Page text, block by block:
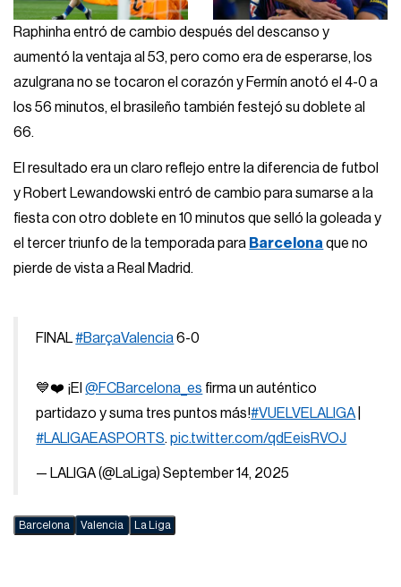
Raphinha entró de cambio después del descanso y
aumentó la ventaja al 53, pero como era de esperarse, los
azulgrana no se tocaron el corazón y Fermín anotó el 4-0 a
los 56 minutos, el brasileño también festejó su doblete al
66.
El resultado era un claro reflejo entre la diferencia de futbol
y Robert Lewandowski entró de cambio para sumarse a la
fiesta con otro doblete en 10 minutos que selló la goleada y
el tercer triunfo de la temporada para Barcelona que no
pierde de vista a Real Madrid.
FINAL#BarçaValencia6-0
💙❤️ ¡El@FCBarcelona_es firma un auténtico
partidazo y suma tres puntos más!#VUELVELALIGA
#LALIGAEASPORTS.pic.twitter.com/qdEeisRVOJ
— LALIGA (@LaLiga)September 14, 2025
Barcelona Valencia La Liga